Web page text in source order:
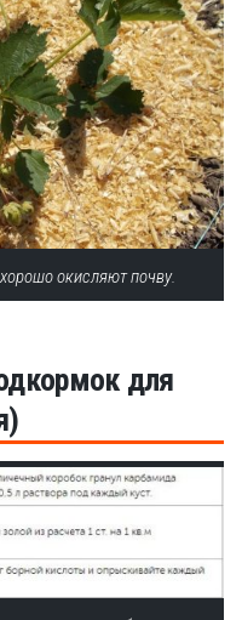
окисляют почву.
для